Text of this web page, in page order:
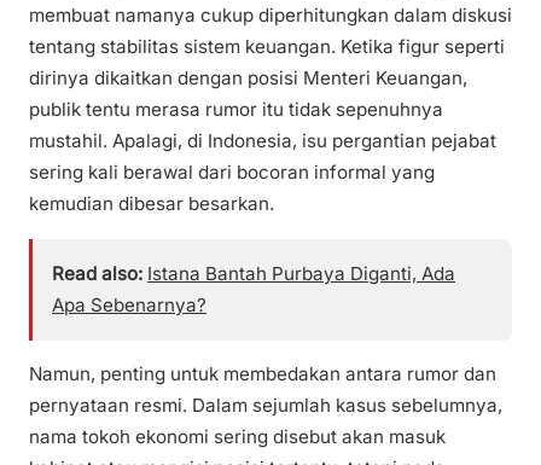
membuat namanya cukup diperhitungkan dalam diskusi
tentang stabilitas sistem keuangan. Ketika figur seperti
dirinya dikaitkan dengan posisi Menteri Keuangan,
publik tentu merasa rumor itu tidak sepenuhnya
mustahil. Apalagi, di Indonesia, isu pergantian pejabat
sering kali berawal dari bocoran informal yang
kemudian dibesar besarkan.
Read also: Istana Bantah Purbaya Diganti, Ada
Apa Sebenarnya?
Namun, penting untuk membedakan antara rumor dan
pernyataan resmi. Dalam sejumlah kasus sebelumnya,
nama tokoh ekonomi sering disebut akan masuk